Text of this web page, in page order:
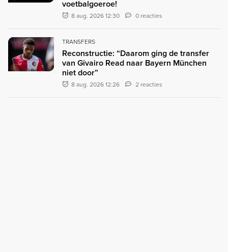
voetbalgoeroe!
8 aug. 2026 12:30 0 reacties
TRANSFERS
Reconstructie: “Daarom ging de transfer
van Givairo Read naar Bayern München
niet door”
8 aug. 2026 12:26 2 reacties